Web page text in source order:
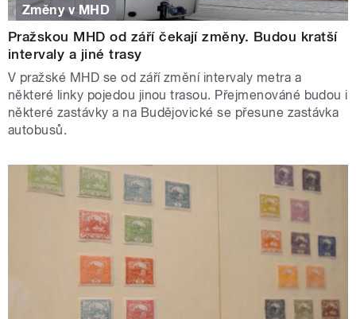
Změny v MHD
Pražskou MHD od září čekají změny. Budou kratší
intervaly a jiné trasy
V pražské MHD se od září změní intervaly metra a
některé linky pojedou jinou trasou. Přejmenováné budou i
některé zastávky a na Budějovické se přesune zastávka
autobusů.